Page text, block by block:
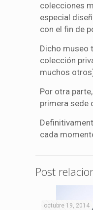
colecciones
especial
con el fin de
Dicho museo
colección
muchos
Por otra
primera sede
cada
Post
octubre 19, 2014